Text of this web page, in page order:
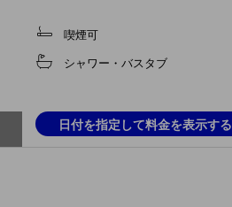
喫煙可
シャワー・バスタブ
日付を指定して料金を表示する